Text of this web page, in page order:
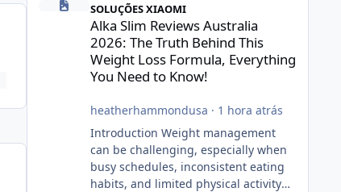
SOLUÇÕES XIAOMI
Alka Slim Reviews Australia
2026: The Truth Behind This
Weight Loss Formula, Everything
You Need to Know!
heatherhammondusa · 1 hora atrás
Introduction Weight management
can be challenging, especially when
busy schedules, inconsistent eating
habits, and limited physical activity